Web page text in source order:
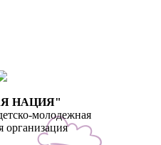
НАЦИЯ"
молодежная
организация